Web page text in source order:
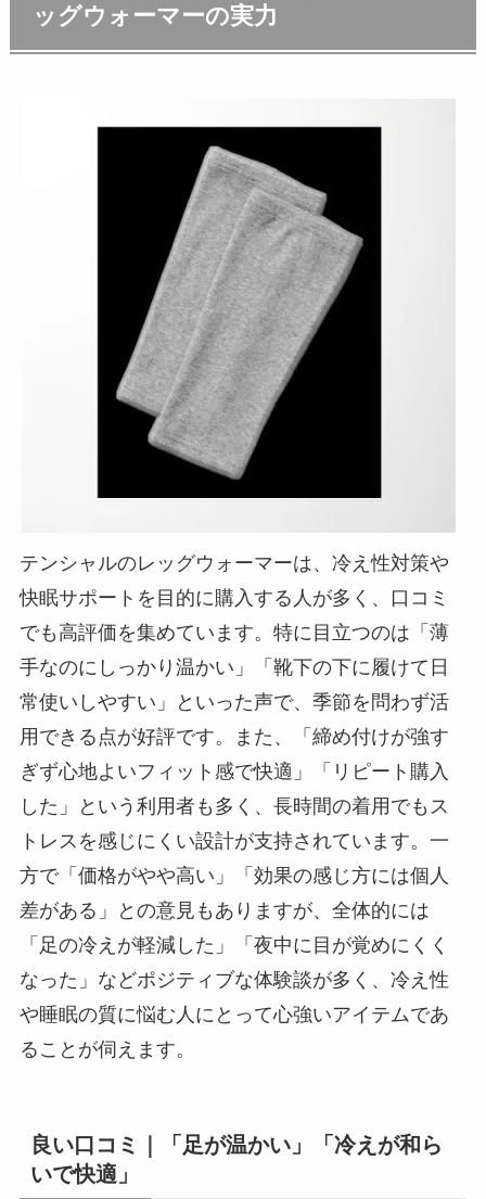
ッグウォーマーの実力
テンシャルのレッグウォーマーは、冷え性対策や
快眠サポートを目的に購入する人が多く、口コミ
でも高評価を集めています。特に目立つのは「薄
手なのにしっかり温かい」「靴下の下に履けて日
常使いしやすい」といった声で、季節を問わず活
用できる点が好評です。また、「締め付けが強す
ぎず心地よいフィット感で快適」「リピート購入
した」という利用者も多く、長時間の着用でもス
トレスを感じにくい設計が支持されています。一
方で「価格がやや高い」「効果の感じ方には個人
差がある」との意見もありますが、全体的には
「足の冷えが軽減した」「夜中に目が覚めにくく
なった」などポジティブな体験談が多く、冷え性
や睡眠の質に悩む人にとって心強いアイテムであ
ることが伺えます。
良い口コミ｜「足が温かい」「冷えが和ら
いで快適」